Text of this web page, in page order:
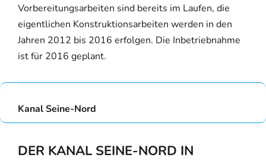
Vorbereitungsarbeiten sind bereits im Laufen, die
eigentlichen Konstruktionsarbeiten werden in den
Jahren 2012 bis 2016 erfolgen. Die Inbetriebnahme
ist für 2016 geplant.
Kanal Seine-Nord
DER KANAL SEINE-NORD IN